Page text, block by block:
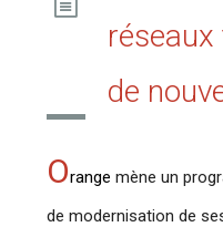
de
Orange mène un
de modernisation de